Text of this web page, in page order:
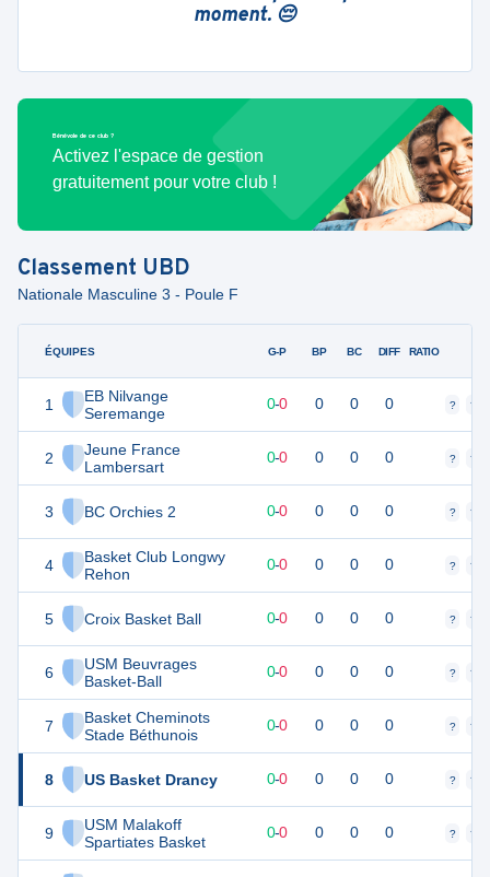
moment. 😔
Bénévole de ce club ?
Activez l'espace de gestion
gratuitement pour votre club !
Classement UBD
Nationale Masculine 3 - Poule F
ÉQUIPES
1
EB Nilvange
Seremange
2
Jeune France
Lambersart
3 BC Orchies 2
4
Basket Club Longwy
Rehon
5 Croix Basket Ball
6
USM Beuvrages
Basket-Ball
7
Basket Cheminots
Stade Béthunois
8 US Basket Drancy
9
USM Malakoff
Spartiates Basket
G-P BP BC DIFF RATIO
0-0 0 0 0 ? ?
0-0 0 0 0 ? ?
0-0 0 0 0 ? ?
0 0-0 0 0 0 ? ?
0 0-0 0 0 0 ? ?
0 0-0 0 0 0 ? ?
0 0-0 0 0 0 ? ?
0 0-0 0 0 0 ? ?
0-0 0 0 0 ? ?